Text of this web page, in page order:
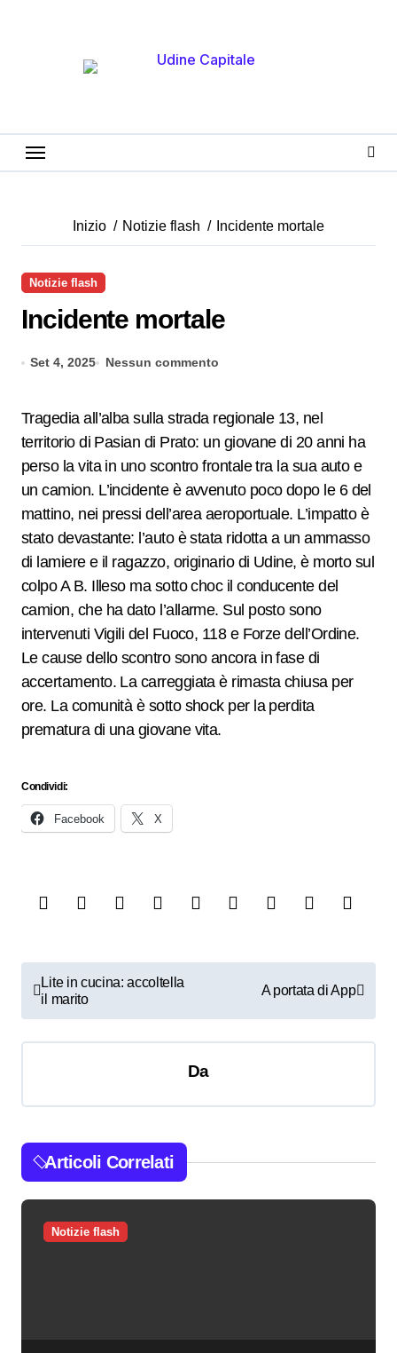
Inizio Notizie flash Incidente mortale
Notizie flash
Incidente mortale
Set 4, 2025 Nessun commento
Tragedia all’alba sulla strada regionale 13, nel
territorio di Pasian di Prato: un giovane di 20 anni ha
perso la vita in uno scontro frontale tra la sua auto e
un camion. L’incidente è avvenuto poco dopo le 6 del
mattino, nei pressi dell’area aeroportuale. L’impatto è
stato devastante: l’auto è stata ridotta a un ammasso
di lamiere e il ragazzo, originario di Udine, è morto sul
colpo A B. Illeso ma sotto choc il conducente del
camion, che ha dato l’allarme. Sul posto sono
intervenuti Vigili del Fuoco, 118 e Forze dell’Ordine.
Le cause dello scontro sono ancora in fase di
accertamento. La carreggiata è rimasta chiusa per
ore. La comunità è sotto shock per la perdita
prematura di una giovane vita.
Condividi:
Facebook X
z
i
o
Lite in cucina: accoltella
il marito
A portata di App
Da
Articoli Correlati
Notizie flash